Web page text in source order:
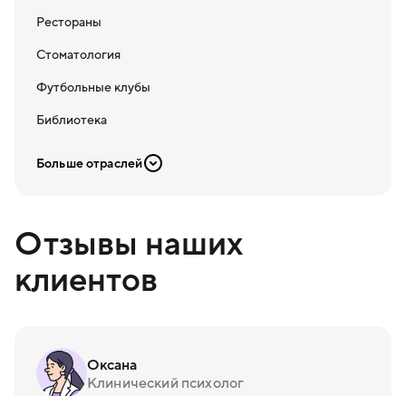
Рестораны
Стоматология
Футбольные клубы
Библиотека
Больше отраслей
Отзывы наших
клиентов
Оксана
Клинический психолог